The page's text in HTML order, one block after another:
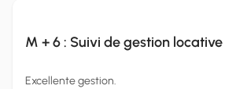
M + 6 : Suivi de gestion locative
Excellente gestion.